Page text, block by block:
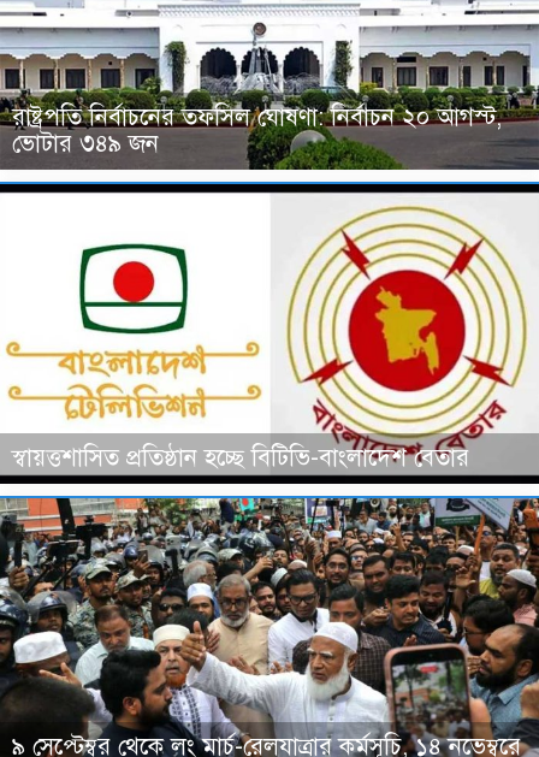
রাষ্ট্রপতি নির্বাচনের তফসিল ঘোষণা: নির্বাচন ২০ আগস্ট,
ভোটার ৩৪৯ জন
স্বায়ত্তশাসিত প্রতিষ্ঠান হচ্ছে বিটিভি-বাংলাদেশ বেতার
৯ সেপ্টেম্বর থেকে লং মার্চ-রেলযাত্রার কর্মসূচি, ১৪ নভেম্বরে